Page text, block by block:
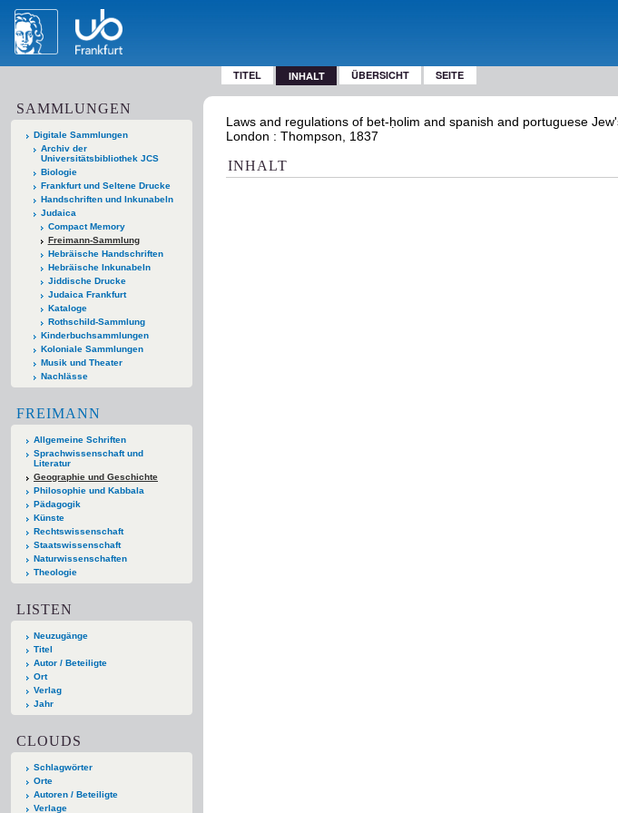
TITEL INHALT ÜBERSICHT SEITE
SAMMLUNGEN
Digitale Sammlungen
Archiv der
Universitätsbibliothek JCS
Biologie
Frankfurt und Seltene Drucke
Handschriften und Inkunabeln
Judaica
Compact Memory
Freimann-Sammlung
Hebräische Handschriften
Hebräische Inkunabeln
Jiddische Drucke
Judaica Frankfurt
Kataloge
Rothschild-Sammlung
Kinderbuchsammlungen
Koloniale Sammlungen
Musik und Theater
Nachlässe
FREIMANN
Allgemeine Schriften
Sprachwissenschaft und
Literatur
Geographie und Geschichte
Philosophie und Kabbala
Pädagogik
Künste
Rechtswissenschaft
Staatswissenschaft
Naturwissenschaften
Theologie
LISTEN
Neuzugänge
Titel
Autor / Beteiligte
Ort
Verlag
Jahr
CLOUDS
Schlagwörter
Orte
Autoren / Beteiligte
Verlage
Laws and regulations of bet-ḥolim and spanish and portuguese
London : Thompson, 1837
INHALT